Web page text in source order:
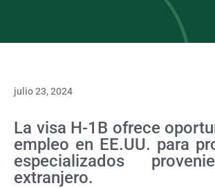
julio 23, 2024
La visa H-1B ofrece
empleo en EE.UU. para
especializados
extranjero.